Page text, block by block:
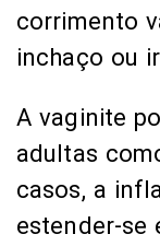
corrimento
inchaço ou
A vaginite
adultas
casos, a
estender-se